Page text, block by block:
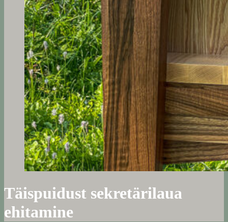
Täispuidust sekretärilaua
ehitamine